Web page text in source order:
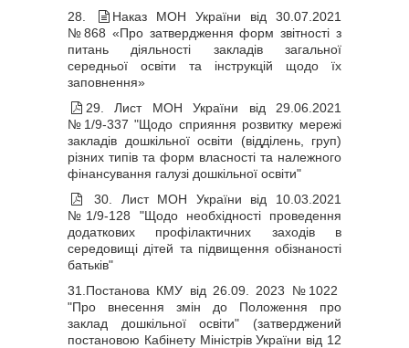
28.
Наказ МОН України від 30.07.2021
№868 «Про затвердження форм звітності з
питань діяльності закладів загальної
середньої освіти та інструкцій щодо їх
заповнення»
29. Лист МОН України від 29.06.2021
№1/9-337 "Щодо сприяння розвитку мережі
закладів дошкільної освіти (відділень, груп)
різних типів та форм власності та належного
фінансування галузі дошкільної освіти"
30. Лист МОН України від 10.03.2021
№1/9-128 "Щодо необхідності проведення
додаткових профілактичних заходів в
середовищі дітей та підвищення обізнаності
батьків"
31. Постанова КМУ від 26.09. 2023 №1022
"Про внесення змін до Положення про
заклад дошкільної освіти" (затверджений
постановою Кабінету Міністрів України від 12